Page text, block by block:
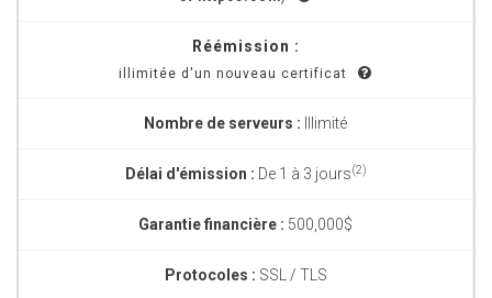
Réémission :
illimitée d'un nouveau certificat
Nombre de serveurs : Illimité
Délai d'émission : De 1 à 3 jours(2)
Garantie financière : 500,000$
Protocoles : SSL / TLS